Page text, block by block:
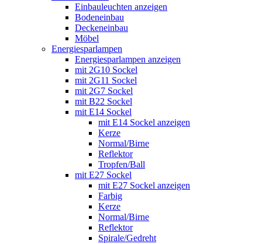
Einbauleuchten anzeigen
Bodeneinbau
Deckeneinbau
Möbel
Energiesparlampen
Energiesparlampen anzeigen
mit 2G10 Sockel
mit 2G11 Sockel
mit 2G7 Sockel
mit B22 Sockel
mit E14 Sockel
mit E14 Sockel anzeigen
Kerze
Normal/Birne
Reflektor
Tropfen/Ball
mit E27 Sockel
mit E27 Sockel anzeigen
Farbig
Kerze
Normal/Birne
Reflektor
Spirale/Gedreht